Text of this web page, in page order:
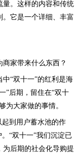
量。这样的内容和传统
。它是一个详细、丰富
商家带来什么东西？
“双十一”的红利是海
”后期，留住在“双十
为大家做的事情。
起到用户蓄水池的作
“双十一”我们沉淀已
为后期的社会化导购提